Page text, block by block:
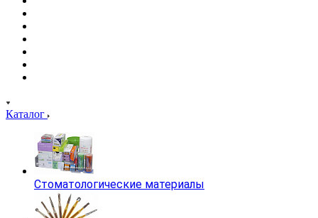
Каталог
Стоматологические материалы